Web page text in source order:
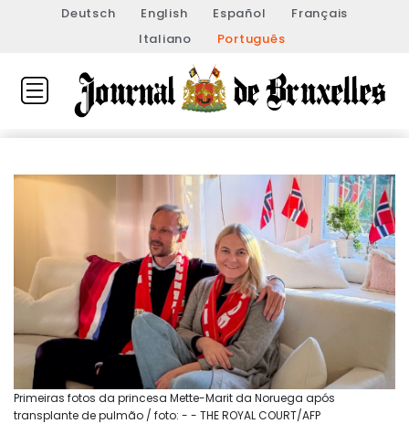
Deutsch English Español
Français
Italiano
Português
Primeiras fotos da princesa Mette-Marit da Noruega após
transplante de pulmão / foto: - - THE ROYAL COURT/AFP